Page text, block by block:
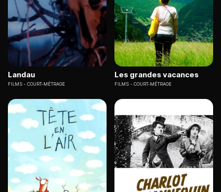
Landau
FILMS COURT-MÉTRAGE
Les grandes vacances
FILMS COURT-MÉTRAGE